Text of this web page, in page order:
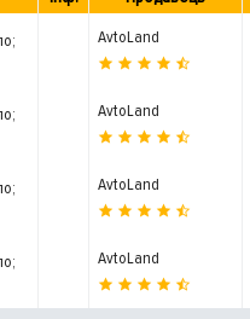
AvtoLand
AvtoLand
AvtoLand
AvtoLand